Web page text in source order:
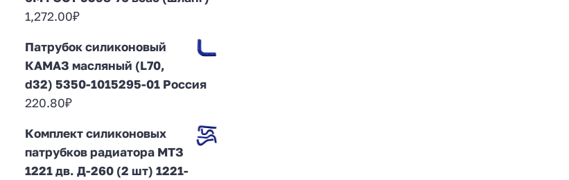
1,272.00₽
Патрубок силиконовый
КАМАЗ масляный (L70,
d32) 5350-1015295-01 Россия
220.80₽
Комплект силиконовых
патрубков радиатора МТЗ
1221 дв. Д-260 (2 шт) 1221-